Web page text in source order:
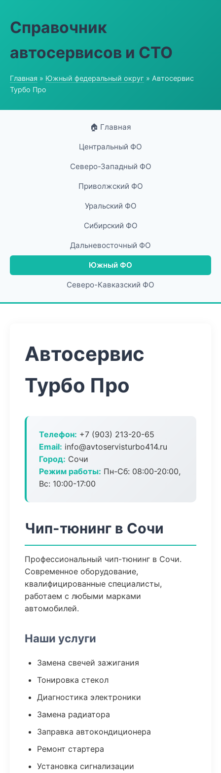
Справочник
автосервисов и СТО
Главная » Южный федеральный округ » Автосервис
Турбо Про
🏠 Главная
Центральный ФО
Северо-Западный ФО
Приволжский ФО
Уральский ФО
Сибирский ФО
Дальневосточный ФО
Южный ФО
Северо-Кавказский ФО
Автосервис
Турбо Про
Телефон: +7 (903) 213-20-65
Email: info@avtoservisturbo414.ru
Город: Сочи
Режим работы: Пн-Сб: 08:00-20:00,
Вс: 10:00-17:00
Чип-тюнинг в Сочи
Профессиональный чип-тюнинг в Сочи.
Современное оборудование,
квалифицированные специалисты,
работаем с любыми марками
автомобилей.
Наши услуги
Замена свечей зажигания
Тонировка стекол
Диагностика электроники
Замена радиатора
Заправка автокондиционера
Ремонт стартера
Установка сигнализации